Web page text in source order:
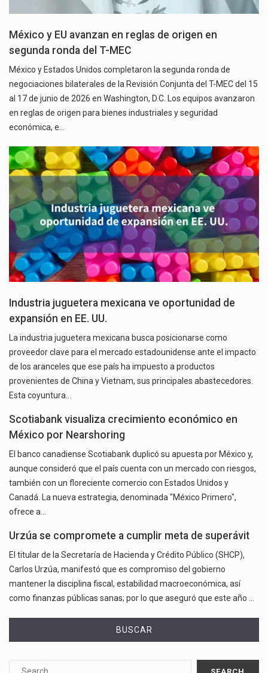
México y EU avanzan en reglas de origen en
segunda ronda del T-MEC
México y Estados Unidos completaron la segunda ronda de
negociaciones bilaterales de la Revisión Conjunta del T-MEC del 15
al 17 de junio de 2026 en Washington, D.C. Los equipos avanzaron
en reglas de origen para bienes industriales y seguridad
económica, e…
Industria juguetera mexicana ve oportunidad de
expansión en EE. UU.
La industria juguetera mexicana busca posicionarse como
proveedor clave para el mercado estadounidense ante el impacto
de los aranceles que ese país ha impuesto a productos
provenientes de China y Vietnam, sus principales abastecedores.
Esta coyuntura…
Scotiabank visualiza crecimiento económico en
México por Nearshoring
El banco canadiense Scotiabank duplicó su apuesta por México y,
aunque consideró que el país cuenta con un mercado con riesgos,
también con un floreciente comercio con Estados Unidos y
Canadá. La nueva estrategia, denominada "México Primero",
ofrece a…
Urzúa se compromete a cumplir meta de superávit
El titular de la Secretaría de Hacienda y Crédito Público (SHCP),
Carlos Urzúa, manifestó que es compromiso del gobierno
mantener la disciplina fiscal, estabilidad macroeconómica, así
como finanzas públicas sanas; por lo que aseguró que este año …
BUSCAR